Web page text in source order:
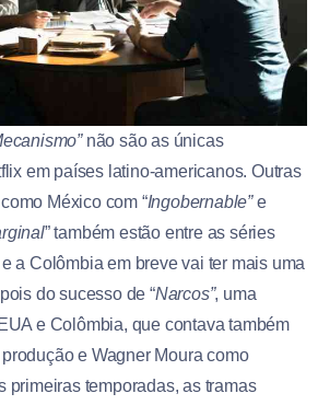
não são as únicas
em países latino-americanos. Outras
México com “Ingobernable”e
” também estão entre as séries
a Colômbia em breve vai ter mais uma
do sucesso de “Narcos”, uma
e Colômbia, que contava também
e Wagner Moura como
primeiras temporadas, as tramas